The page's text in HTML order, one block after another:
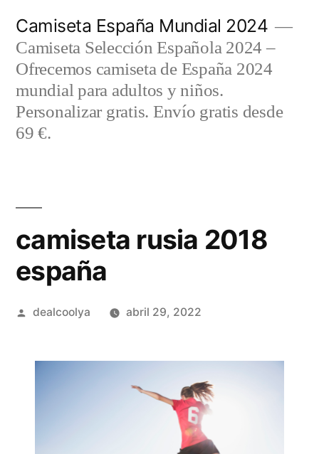
contenido
Camiseta España Mundial 2024
Camiseta Selección Española 2024 –
Ofrecemos camiseta de España 2024
mundial para adultos y niños.
Personalizar gratis. Envío gratis desde
69 €.
camiseta rusia 2018
españa
Publicado
dealcoolya abril 29, 2022